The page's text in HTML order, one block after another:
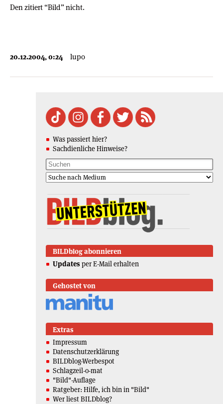
Den zitiert “Bild” nicht.
20.12.2004, 0:24 lupo
Was passiert hier?
Sachdienliche Hinweise?
BILDblog abonnieren
Updates per E-Mail erhalten
Gehostet von
Extras
Impressum
Datenschutzerklärung
BILDblog-Werbespot
Schlagzeil-o-mat
"Bild"-Auflage
Ratgeber: Hilfe, ich bin in "Bild"
Wer liest BILDblog?